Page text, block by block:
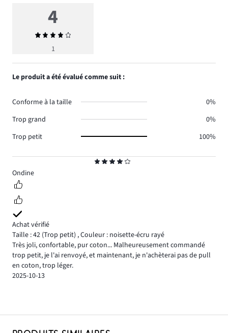
4
Ondine
Achat vérifié
Taille : 42 (Trop petit) ,Couleur : noisette-écru rayé
Très joli, confortable, pur coton... Malheureusement commandé
trop petit, je l'ai renvoyé, et maintenant, je n'achèterai pas de pull
en coton, trop léger.
2025-10-13
4
Note
moyenne
1
Le produit a été évalué comme suit :
Conforme à la taille
0%
Trop grand
0%
Trop petit
100%